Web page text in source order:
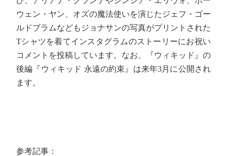
ウェン・ヤン、オズの魔法使いを演じたジェフ・ゴー
ルドブラムなどもジョナサンの写真がプリントされた
Tシャツを着てインスタグラムのストーリーにお祝い
コメントを投稿しています。なお、『ウィキッド』の
後編『ウィキッド 永遠の約束』は来年3月に公開され
ます。
参考記事：